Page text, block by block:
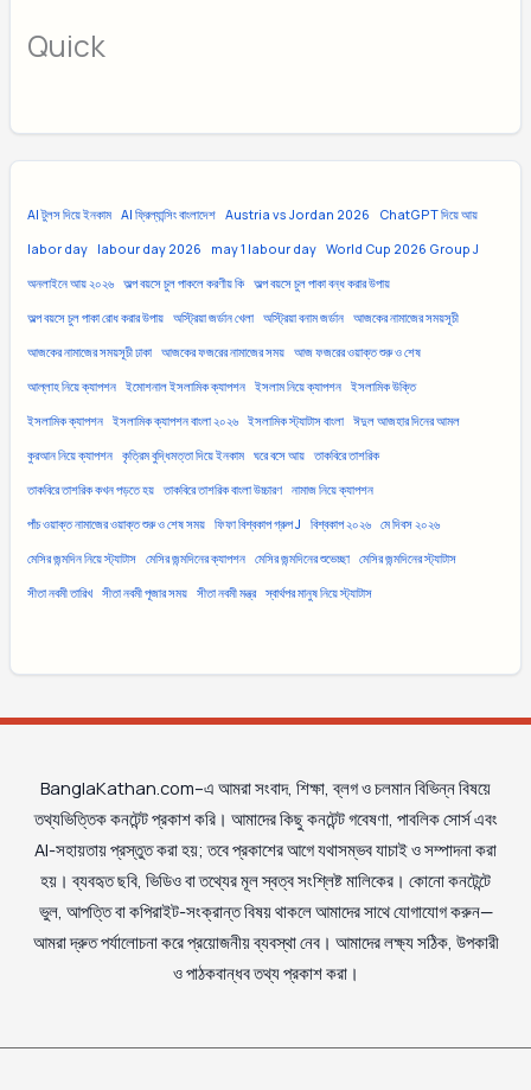
Quick
AI টুলস দিয়ে ইনকাম AI ফ্রিল্যান্সিং বাংলাদেশ Austria vs Jordan 2026 ChatGPT দিয়ে আয়
labor day labour day 2026 may 1 labour day World Cup 2026 Group J
অনলাইনে আয় ২০২৬ অল্প বয়সে চুল পাকলে করণীয় কি অল্প বয়সে চুল পাকা বন্ধ করার উপায়
অল্প বয়সে চুল পাকা রোধ করার উপায় অস্ট্রিয়া জর্ডান খেলা অস্ট্রিয়া বনাম জর্ডান আজকের নামাজের সময়সূচী
আজকের নামাজের সময়সূচী ঢাকা আজকের ফজরের নামাজের সময় আজ ফজরের ওয়াক্ত শুরু ও শেষ
আল্লাহ নিয়ে ক্যাপশন ইমোশনাল ইসলামিক ক্যাপশন ইসলাম নিয়ে ক্যাপশন ইসলামিক উক্তি
ইসলামিক ক্যাপশন ইসলামিক ক্যাপশন বাংলা ২০২৬ ইসলামিক স্ট্যাটাস বাংলা ঈদুল আজহার দিনের আমল
কুরআন নিয়ে ক্যাপশন কৃত্রিম বুদ্ধিমত্তা দিয়ে ইনকাম ঘরে বসে আয় তাকবিরে তাশরিক
তাকবিরে তাশরিক কখন পড়তে হয় তাকবিরে তাশরিক বাংলা উচ্চারণ নামাজ নিয়ে ক্যাপশন
পাঁচ ওয়াক্ত নামাজের ওয়াক্ত শুরু ও শেষ সময় ফিফা বিশ্বকাপ গ্রুপ J বিশ্বকাপ ২০২৬ মে দিবস ২০২৬
মেসির জন্মদিন নিয়ে স্ট্যাটাস মেসির জন্মদিনের ক্যাপশন মেসির জন্মদিনের শুভেচ্ছা মেসির জন্মদিনের স্ট্যাটাস
সীতা নবমী তারিখ সীতা নবমী পূজার সময় সীতা নবমী মন্ত্র স্বার্থপর মানুষ নিয়ে স্ট্যাটাস
BanglaKathan.com–এ আমরা সংবাদ, শিক্ষা, ব্লগ ও চলমান বিভিন্ন বিষয়ে
তথ্যভিত্তিক কনটেন্ট প্রকাশ করি। আমাদের কিছু কনটেন্ট গবেষণা, পাবলিক সোর্স এবং
AI-সহায়তায় প্রস্তুত করা হয়; তবে প্রকাশের আগে যথাসম্ভব যাচাই ও সম্পাদনা করা
হয়। ব্যবহৃত ছবি, ভিডিও বা তথ্যের মূল স্বত্ব সংশ্লিষ্ট মালিকের। কোনো কনটেন্টে
ভুল, আপত্তি বা কপিরাইট-সংক্রান্ত বিষয় থাকলে আমাদের সাথে যোগাযোগ করুন—
আমরা দ্রুত পর্যালোচনা করে প্রয়োজনীয় ব্যবস্থা নেব। আমাদের লক্ষ্য সঠিক, উপকারী
ও পাঠকবান্ধব তথ্য প্রকাশ করা।